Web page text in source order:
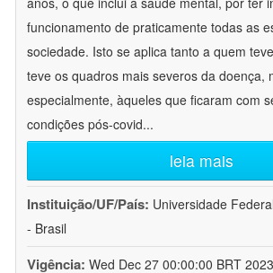
funcionamento de praticamente todas as
sociedade. Isto se aplica tanto a quem
teve os quadros mais severos da doença,
especialmente, àqueles que ficaram com
condições pós-covid...
leia mais
Instituição/UF/País: Universidade
- Brasil
Vigência: Wed Dec 27 00:00:00 BRT